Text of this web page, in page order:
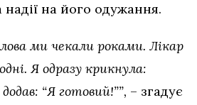
на його одужання.
ми чекали роками. Лікар
Я одразу крикнула:
“Я готовий!””, – згадує